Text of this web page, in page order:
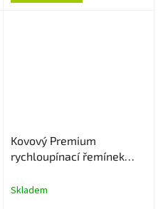
Kovový Premium
rychloupínací řemínek
Skladem